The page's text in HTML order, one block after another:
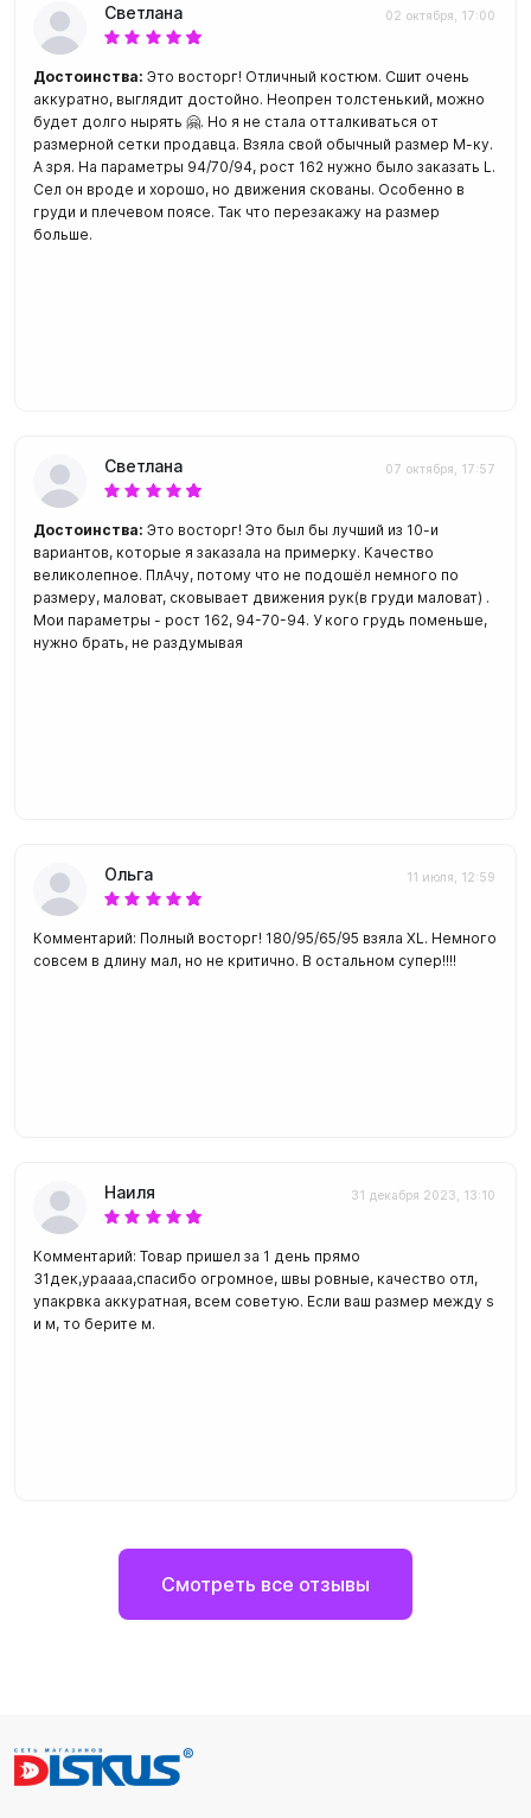
Светлана 02 октября, 17:00
Достоинства: Это восторг! Отличный костюм. Сшит очень
аккуратно, выглядит достойно. Неопрен толстенький, можно
будет долго нырять 🤗. Но я не стала отталкиваться от
размерной сетки продавца. Взяла свой обычный размер М-ку.
А зря. На параметры 94/70/94, рост 162 нужно было заказать L.
Сел он вроде и хорошо, но движения скованы. Особенно в
груди и плечевом поясе. Так что перезакажу на размер
больше.
Светлана 07 октября, 17:57
Достоинства: Это восторг! Это был бы лучший из 10-и
вариантов, которые я заказала на примерку. Качество
великолепное. ПлАчу, потому что не подошёл немного по
размеру, маловат, сковывает движения рук(в груди маловат) .
Мои параметры - рост 162, 94-70-94. У кого грудь поменьше,
нужно брать, не раздумывая
Ольга 11 июля, 12:59
Комментарий: Полный восторг! 180/95/65/95 взяла XL. Немного
совсем в длину мал, но не критично. В остальном супер!!!!
Наиля 31 декабря 2023, 13:10
Комментарий: Товар пришел за 1 день прямо
31дек,ураааа,спасибо огромное, швы ровные, качество отл,
упакрвка аккуратная, всем советую. Если ваш размер между s
и м, то берите м.
Смотреть все отзывы